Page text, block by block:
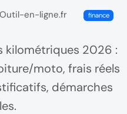
en-ligne.fr  finance
kilométriques 2026 :
moto, frais réels
démarches